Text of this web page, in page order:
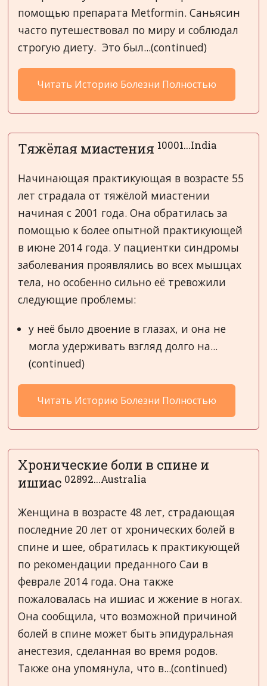
помощью препарата Metformin. Саньясин
часто путешествовал по миру и соблюдал
строгую диету. Это был...(continued)
Читать Историю Болезни Полностью
Тяжёлая миастения 10001...India
Начинающая практикующая в возрасте 55
лет страдала от тяжёлой миастении
начиная с 2001 года. Она обратилась за
помощью к более опытной практикующей
в июне 2014 года. У пациентки синдромы
заболевания проявлялись во всех мышцах
тела, но особенно сильно её тревожили
следующие проблемы:
у неё было двоение в глазах, и она не
могла удерживать взгляд долго на...
(continued)
Читать Историю Болезни Полностью
Хронические боли в спине и
ишиас 02892...Australia
Женщина в возрасте 48 лет, страдающая
последние 20 лет от хронических болей в
спине и шее, обратилась к практикующей
по рекомендации преданного Саи в
феврале 2014 года. Она также
пожаловалась на ишиас и жжение в ногах.
Она сообщила, что возможной причиной
болей в спине может быть эпидуральная
анестезия, сделанная во время родов.
Также она упомянула, что в...(continued)